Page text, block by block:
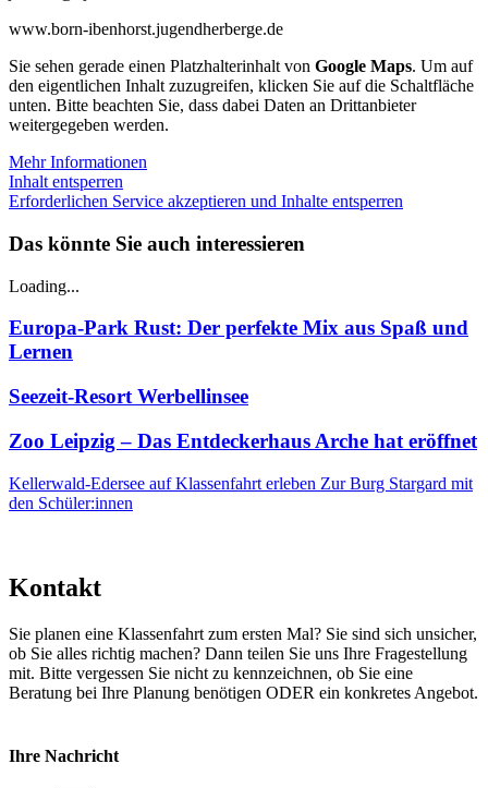
www.born-ibenhorst.jugendherberge.de
Sie sehen gerade einen Platzhalterinhalt von Google Maps. Um auf
den eigentlichen Inhalt zuzugreifen, klicken Sie auf die Schaltfläche
unten. Bitte beachten Sie, dass dabei Daten an Drittanbieter
weitergegeben werden.
Mehr Informationen
Inhalt entsperren
Erforderlichen Service akzeptieren und Inhalte entsperren
Das könnte Sie auch interessieren
Loading...
Europa-Park Rust: Der perfekte Mix aus Spaß und
Lernen
Seezeit-Resort Werbellinsee
Zoo Leipzig – Das Entdeckerhaus Arche hat eröffnet
Kellerwald-Edersee auf Klassenfahrt erleben Zur Burg Stargard mit
den Schüler:innen
Kontakt
Sie planen eine Klassenfahrt zum ersten Mal? Sie sind sich unsicher,
ob Sie alles richtig machen? Dann teilen Sie uns Ihre Fragestellung
mit. Bitte vergessen Sie nicht zu kennzeichnen, ob Sie eine
Beratung bei Ihre Planung benötigen ODER ein konkretes Angebot.
Ihre Nachricht